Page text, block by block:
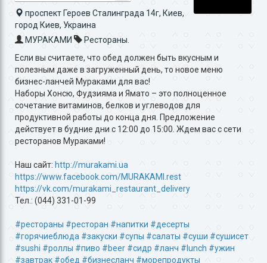
проспект Героев Сталинграда 14г, Киев,
город Киев, Украина
МУРАКАМИ
Рестораны.
Если вы считаете, что обед должен быть вкусным и
полезным даже в загруженный день, то новое меню
бизнес-ланчей Мураками для вас!
Наборы Хонсю, Фудзияма и Ямато – это полноценное
сочетание витаминов, белков и углеводов для
продуктивной работы до конца дня. Предложение
действует в будние дни с 12:00 до 15:00. Ждем вас с сети
ресторанов Мураками!
Наш сайт: http://murakami.ua
https://www.facebook.com/MURAKAMI.rest
https://vk.com/murakami_restaurant_delivery
Тел.: (044) 331-01-99
#рестораны #ресторан #напитки #десерты
#горячиеблюда #закуски #супы #салаты #суши #сушисет
#sushi #роллы #пиво #beer #сидр #ланч #lunch #ужин
#завтрак #обед #бизнесланч #морепродукты